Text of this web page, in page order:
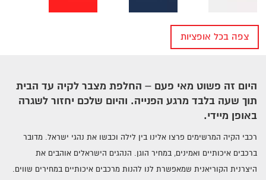
חיפוש מצבר לפי יצרן של רכב
צפה בכל אופציות
היום זה פשוט מאי פעם – החלפת מצבר לקיה עד הבית
תוך שעה בלבד מרגע הפנייה. והיום שלכם יחזור לשגרה
באופן מיידי.
רכבי הקיה המרשימים פרצו אלינו בין לילה וכבשו את נהגי ישראל. מדובר
ברכבים איכותיים ואמינים, במחיר הוגן. הנהגים הישראלים אוהבים את
היצרנית הקוריאנית שמאפשרת לנו להנות מרכבים איכותיים במחירים שווים.